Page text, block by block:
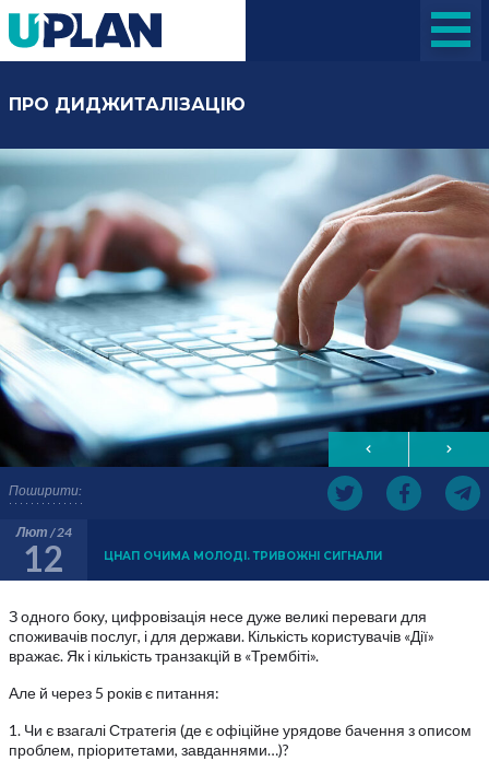
Поширити:
ПРО ДИДЖИТАЛІЗАЦІЮ
Лют / 24
12 ЦНАП ОЧИМА МОЛОДІ. ТРИВОЖНІ СИГНАЛИ
З одного боку, цифровізація несе дуже великі переваги для
споживачів послуг, і для держави. Кількість користувачів «Дії»
вражає. Як і кількість транзакцій в «Трембіті».
Але й через 5 років є питання:
1. Чи є взагалі Стратегія (де є офіційне урядове бачення з описом
проблем, пріоритетами, завданнями…)?